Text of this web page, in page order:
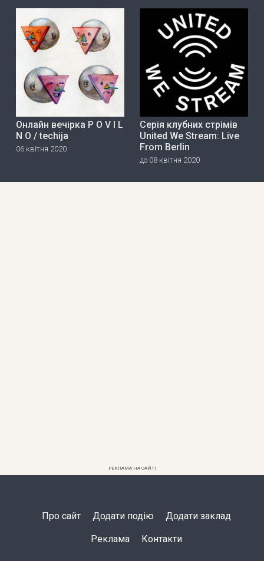
Онлайн вечірка P O V I L
N O / techija
06 квітня 2020
Серія клубних стрімів
United We Stream: Live
From Berlin
до 08 квітня 2020
РЕКЛАМА НА САЙТІ
Про сайт Додати подію Додати заклад
Реклама Контакти